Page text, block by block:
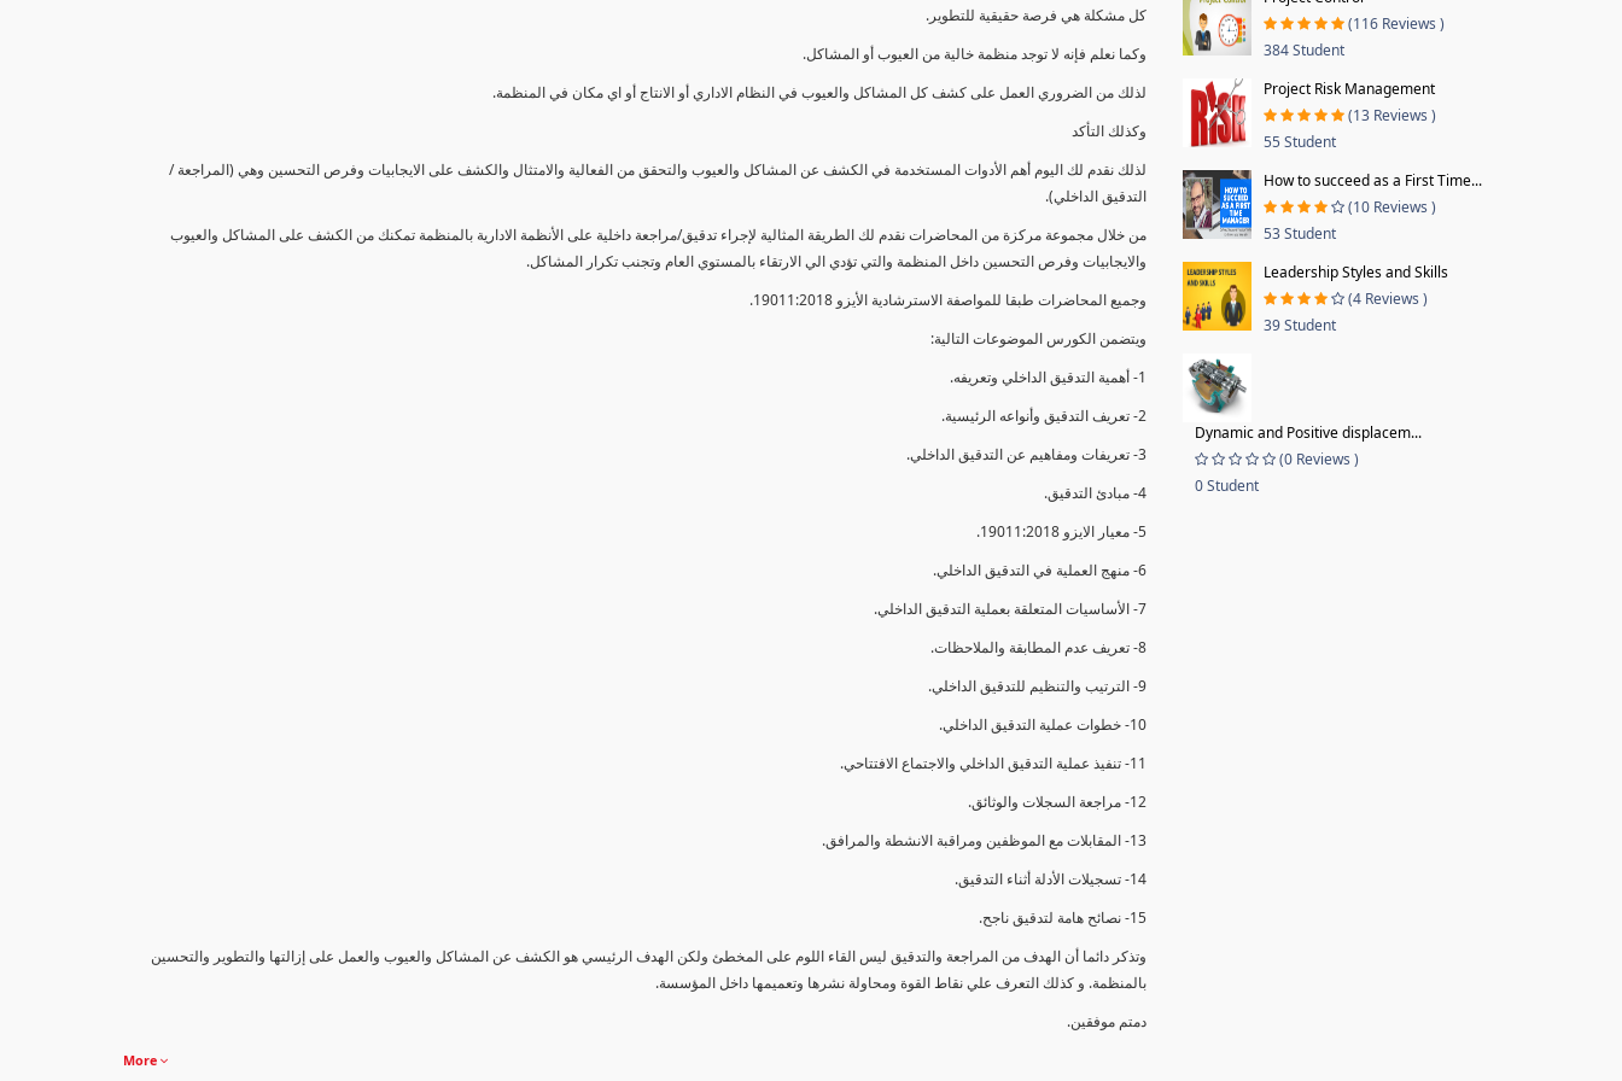
كل مشكلة هي فرصة حقيقية للتطوير.
وكما نعلم فإنه لا توجد منظمة خالية من العيوب أو المشاكل.
لذلك من الضروري العمل على كشف كل المشاكل والعيوب في النظام الاداري أو الانتاج أو اي مكان في المنظمة.
وكذلك التأكد
لذلك نقدم لك اليوم أهم الأدوات المستخدمة في الكشف عن المشاكل والعيوب والتحقق من الفعالية والامتثال والكشف على الايجابيات وفرص التحسين وهي (المراجعة /
التدقيق الداخلي).
من خلال مجموعة مركزة من المحاضرات نقدم لك الطريقة المثالية لإجراء تدقيق/مراجعة داخلية على الأنظمة الادارية بالمنظمة تمكنك من الكشف على المشاكل والعيوب
والايجابيات وفرص التحسين داخل المنظمة والتي تؤدي الي الارتقاء بالمستوي العام وتجنب تكرار المشاكل.
وجميع المحاضرات طبقا للمواصفة الاسترشادية الأيزو 19011:2018.
ويتضمن الكورس الموضوعات التالية:
1- أهمية التدقيق الداخلي وتعريفه.
2- تعريف التدقيق وأنواعه الرئيسية.
3- تعريفات ومفاهيم عن التدقيق الداخلي.
4- مبادئ التدقيق.
5- معيار الايزو 19011:2018.
6- منهج العملية في التدقيق الداخلي.
7- الأساسيات المتعلقة بعملية التدقيق الداخلي.
8- تعريف عدم المطابقة والملاحظات.
9- الترتيب والتنظيم للتدقيق الداخلي.
10- خطوات عملية التدقيق الداخلي.
11- تنفيذ عملية التدقيق الداخلي والاجتماع الافتتاحي.
12- مراجعة السجلات والوثائق.
13- المقابلات مع الموظفين ومراقبة الانشطة والمرافق.
14- تسجيلات الأدلة أثناء التدقيق.
15- نصائح هامة لتدقيق ناجح.
وتذكر دائما أن الهدف من المراجعة والتدقيق ليس القاء اللوم على المخطئ ولكن الهدف الرئيسي هو الكشف عن المشاكل والعيوب والعمل على إزالتها والتطوير والتحسين
بالمنظمة. و كذلك التعرف علي نقاط القوة ومحاولة نشرها وتعميمها داخل المؤسسة.
دمتم موفقين.
More
(116 Reviews )
384 Student
Project Risk Management
(13 Reviews )
55 Student
How to succeed as a First Time...
(10 Reviews )
53 Student
Leadership Styles and Skills
(4 Reviews )
39 Student
Dynamic and Positive displacem...
(0 Reviews )
0 Student